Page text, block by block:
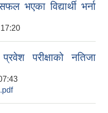
भएका विद्यार्थी भर्ना
परीक्षाको नतिजा